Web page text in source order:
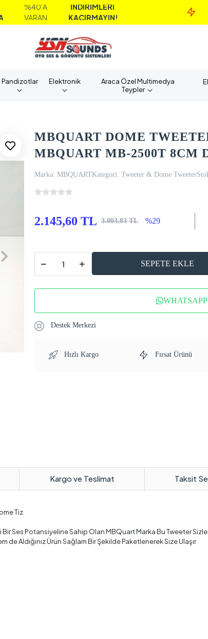
İNDİRİMLERİ
KAÇIRMAYIN!
MAİL
Pandizotlar Elektronik
Araca Özel Multimedya
Teypler
MBQUART DOME
MBQUART MB-2500T 8CM
Marka: MBQUARTKategori: Tweeter & Dome Tweeter
2.145,60 TL 3.003,83 TL %29
SEPETE EKLE
Destek Merkezi
Hızlı Kargo Fırsat Ürünü
Kargo ve Teslimat Taksit
Tiz
Ses Potansiyeline Sahip Olan MBQuart Marka Bu Tweeter
Aldığınız Ürün Sağlam Bir Şekilde Paketlenerek Size Ulaşır